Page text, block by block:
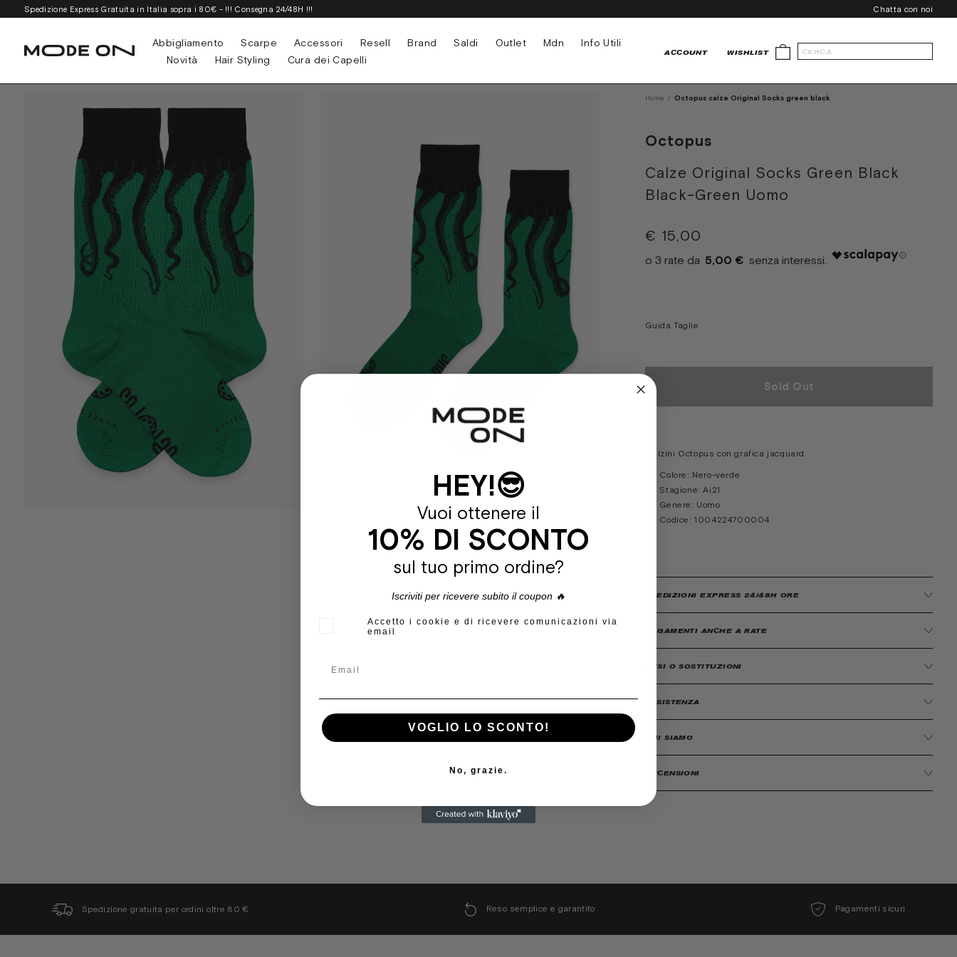
Spedizione Express Gratuita in Italia sopra i 80€ - !!! Consegna 24/48H !!! Chatta con noi
Abbigliamento Scarpe Accessori Resell Brand Saldi Outlet Mdn
Info Utili
Novità
Hair Styling Cura dei Capelli
ACCOUNT WISHLIST
Home / Octopus calze Original Socks green black
Octopus
Calze Original Socks Green Black
Black-Green Uomo
€ 15,00
5,00 €
Guida Taglie
Sold Out
Calzini Octopus con grafica jacquard.
Colore: Nero-verde
Stagione: Ai21
Genere: Uomo
Codice: 1004224700004
SPEDIZIONI EXPRESS 24/48H ORE
PAGAMENTI ANCHE A RATE
RESI O SOSTITUZIONI
ASSISTENZA
CHI SIAMO
RECENSIONI
Spedizione gratuita per ordini oltre 80 € Reso semplice e garantito Pagamenti sicuri
HEY!😎
Vuoi ottenere il
10% DI SCONTO
sul tuo primo ordine?
Iscriviti per ricevere subito il coupon 🔥
Accetto i cookie e di ricevere comunicazioni via
email
VOGLIO LO SCONTO!
No, grazie.